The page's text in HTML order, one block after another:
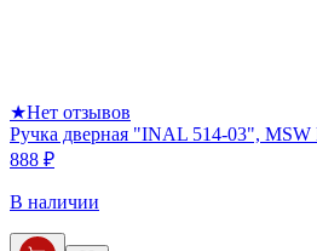
★Нет отзывов
Ручка дверная "INAL 514-03", MSW
888 ₽
В наличии